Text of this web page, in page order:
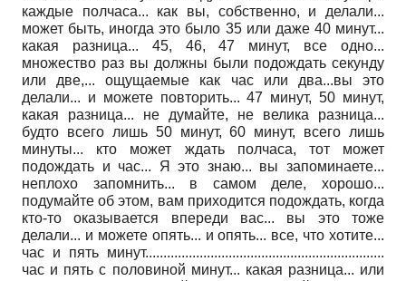
каждые полчаса... как вы, собственно, и делали...
может быть, иногда это было 35 или даже 40 минут...
какая разница... 45, 46, 47 минут, все одно...
множество раз вы должны были подождать секунду
или две,... ощущаемые как час или два...вы это
делали... и можете повторить... 47 минут, 50 минут,
какая разница... не думайте, не велика разница...
будто всего лишь 50 минут, 60 минут, всего лишь
минуты... кто может ждать полчаса, тот может
подождать и час... Я это знаю... вы запоминаете...
неплохо запомнить... в самом деле, хорошо...
подумайте об этом, вам приходится подождать, когда
кто-то оказывается впереди вас... вы это тоже
делали... и можете опять... и опять... все, что хотите...
час и пять минут..................................................................
час и пять с половиной минут... какая разница... или